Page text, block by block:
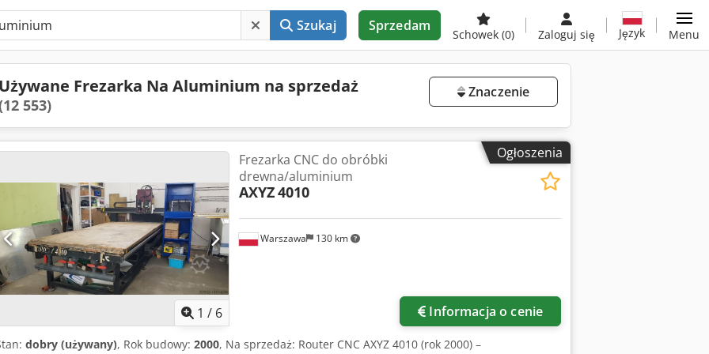
Szukaj Sprzedam
Schowek (0) Zaloguj się Język Menu
Używane Frezarka Na Aluminium na sprzedaż
553)
Znaczenie
Ogłoszenia
1 / 6
Warszawa 130 km
Frezarka CNC do obróbki
drewna/aluminium
AXYZ4010
Informacja o cenie
dobry (używany), Rok budowy: 2000, Na sprzedaż: Router CNC AXYZ 4010 (rok 2000) –